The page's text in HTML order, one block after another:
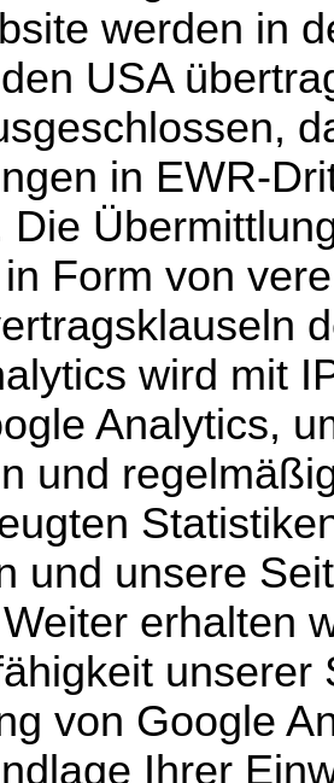
werden in
USA
in EWR-
Die
Form von
wird mit
Analytics,
und
und unsere
erhalten
unserer
von Google
Ihrer